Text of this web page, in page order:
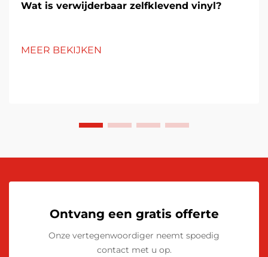
Wat is verwijderbaar zelfklevend vinyl?
MEER BEKIJKEN
Ontvang een gratis offerte
Onze vertegenwoordiger neemt spoedig
contact met u op.